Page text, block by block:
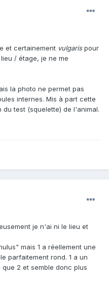
et certainement vulgarispour
/ étage, je ne me
la photo ne permet pas
internes. Mis à part cette
test (squelette) de l'animal.
je n'ai ni le lieu et
mais 1 a réellement une
parfaitement rond. 1 a un
2 et semble donc plus